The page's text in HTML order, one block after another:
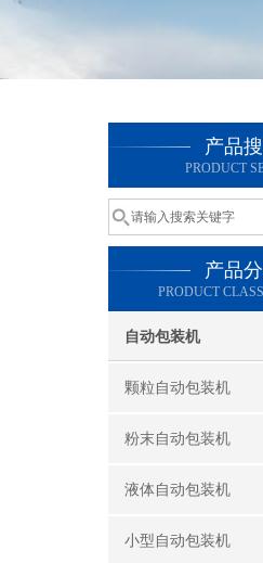
产品
PRODUCT
产品
PRODUCT
自动包装机
颗粒自动包装机
粉末自动包装机
液体自动包装机
小型自动包装机